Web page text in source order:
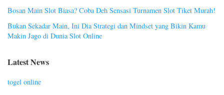
Bosan Main Slot Biasa? Coba Deh Sensasi Turnamen Slot Tiket Murah!
Bukan Sekadar Main, Ini Dia Strategi dan Mindset yang Bikin Kamu
Makin Jago di Dunia Slot Online
Latest News
togel online